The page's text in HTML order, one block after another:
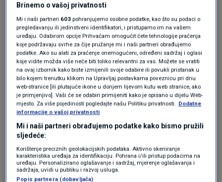
odjevenih u životinjsku kožu dok pjevaju
naslovni refren pjesme, koji odaje počast
Adolfu Hitleru,vođi režima odgovornog za
istrebljenje oko šest milijuna Židova u Europi
između 1933. i 1945. godine.
Pjesma završava govorom nacističkog
diktatora.
Reper, čija je bivša supruga
Australka, već neko vrijeme dolazi u Australiju
u posjet obitelj koju ima u zemlji, dodao je
Brinemo o vašoj privatnosti
Mi i naši partneri 603 pohranjujemo osobne podatke, kao što su podaci o
pregledavanju ili jedinstveni identifikatori, i pristupamo im na vašem
uređaju. Odabirom opcije Prihvaćam omogućit ćete tehnologije praćenja
koje podržavaju svrhe za čije pružanje mi i naši partneri obrađujemo
podatke. Ako su alati za praćenje onemogućeni, određeni sadržaj i oglasi
koje vidite možda više neće biti toliko relevantni za vas. Možete se vratiti
na ovaj izbornik kako biste izmijenili svoje odabire ili povukli pristanak u
bilo kojem trenutku klikom na Upravljaj postavkama poveznicu pri dnu
web-stranice [ili plutajuće ikone u donjem lijevom kutu web stranice, ako
je primjenjivo]. Vaši će se odabiri primijeniti kako je opisano u dijelu Web-
mjesto. Za više pojedinosti pogledajte našu Politiku privatnosti. Dodatne
informacije o vašoj privatnosti
Mi i naši partneri obrađujemo podatke kako bismo pružili
sljedeće:
Korištenje preciznih geolokacijskih podataka. Aktivno skeniranje
karakteristika uređaja za identifikaciju. Pohrana i/ili pristup podacima na
uređaju. Personalizirano oglašavanje i sadržaj, mjerenje oglašavanja i
sadržaja, uvidi u publiku i razvoj usluga.
Popis partnera (dobavljača)